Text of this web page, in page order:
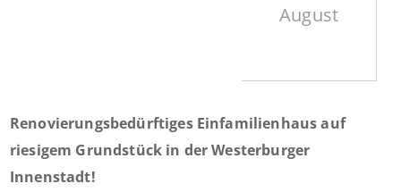
August
Renovierungsbedürftiges Einfamilienhaus auf
riesigem Grundstück in der Westerburger
Innenstadt!